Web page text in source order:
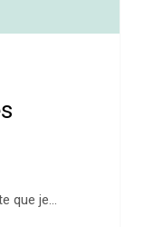
que je…